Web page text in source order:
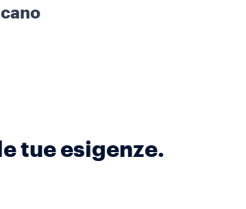
tue esigenze.